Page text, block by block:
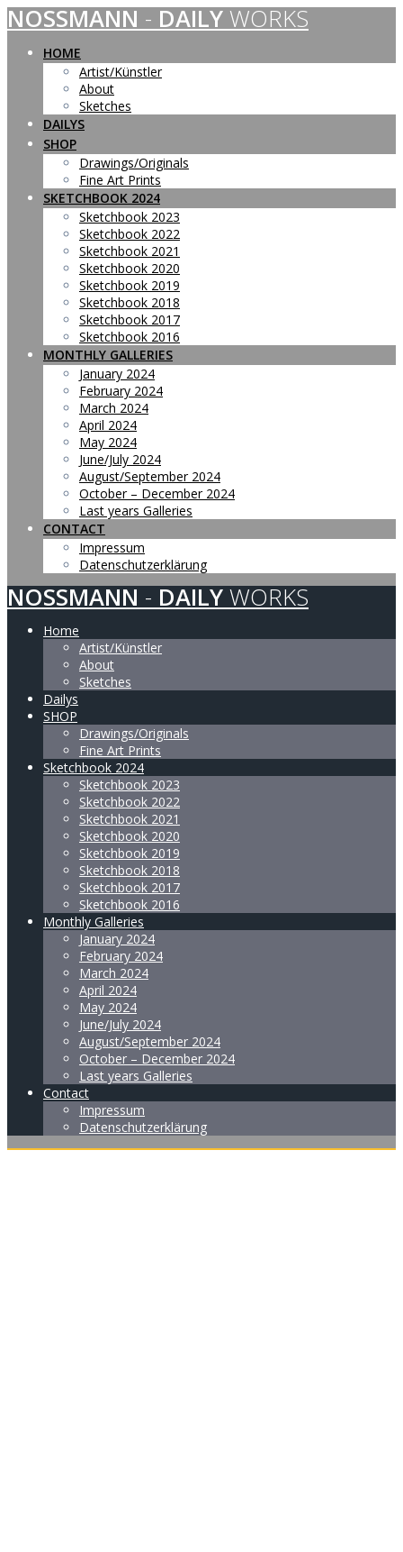
Skip
to
content
NOSSMANN - DAILY WORKS
HOME
Artist/Künstler
About
Sketches
DAILYS
SHOP
Drawings/Originals
Fine Art Prints
SKETCHBOOK 2024
Sketchbook 2023
Sketchbook 2022
Sketchbook 2021
Sketchbook 2020
Sketchbook 2019
Sketchbook 2018
Sketchbook 2017
Sketchbook 2016
MONTHLY GALLERIES
January 2024
February 2024
March 2024
April 2024
May 2024
June/July 2024
August/September 2024
October – December 2024
Last years Galleries
CONTACT
Impressum
Datenschutzerklärung
NOSSMANN - DAILY WORKS
Home
Artist/Künstler
About
Sketches
Dailys
SHOP
Drawings/Originals
Fine Art Prints
Sketchbook 2024
Sketchbook 2023
Sketchbook 2022
Sketchbook 2021
Sketchbook 2020
Sketchbook 2019
Sketchbook 2018
Sketchbook 2017
Sketchbook 2016
Monthly Galleries
January 2024
February 2024
March 2024
April 2024
May 2024
June/July 2024
August/September 2024
October – December 2024
Last years Galleries
Contact
Impressum
Datenschutzerklärung